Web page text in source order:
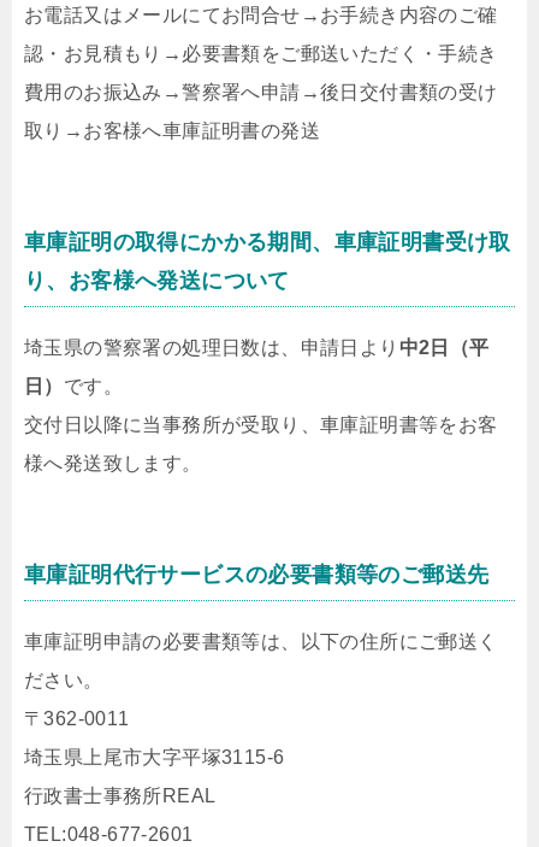
お電話又はメールにてお問合せ → お手続き内容のご確
認・お見積もり → 必要書類をご郵送いただく・手続き
費用のお振込み →警察署へ申請 →後日交付書類の受け
取り → お客様へ車庫証明書の発送
車庫証明の取得にかかる期間、車庫証明書受け取
り、お客様へ発送について
埼玉県の警察署の処理日数は、申請日より 中2日（平
日） です。
交付日以降に当事務所が受取り、車庫証明書等をお客
様へ発送致します。
車庫証明代行サービスの必要書類等のご郵送先
車庫証明申請の必要書類等は、以下の住所にご郵送く
ださい。
〒362-0011
埼玉県上尾市大字平塚3115-6
行政書士事務所REAL
TEL:048-677-2601